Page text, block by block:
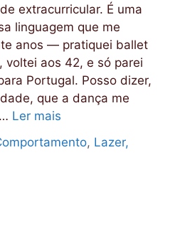
extracurricular. É uma
linguagem que me
anos — pratiquei ballet
voltei aos 42, e só parei
Portugal. Posso dizer,
que a dança me
Ler mais
, Lazer,